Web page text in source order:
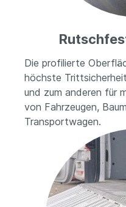
Die profilierte
höchste
und zum anderen für
von Fahrzeugen,
Transportwagen.